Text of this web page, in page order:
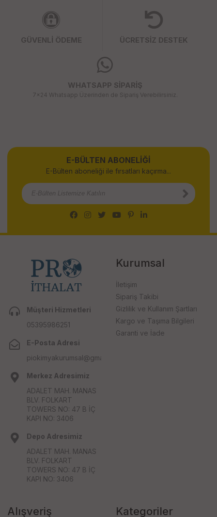
GÜVENLİ ÖDEME ÜCRETSİZ DESTEK
WHATSAPP SİPARİŞ
7x24 Whatsapp Üzerinden de Sipariş Verebilirsiniz.
E-BÜLTEN ABONELİĞİ
E-Bülten aboneliği ile fırsatları kaçırma...
Müşteri Hizmetleri
05395986251
E-Posta Adresi
piokimyakurumsal@gmail.com
Merkez Adresimiz
ADALET MAH. MANAS
BLV. FOLKART
TOWERS NO: 47 B İÇ
KAPI NO: 3406
Depo Adresimiz
ADALET MAH. MANAS
BLV. FOLKART
TOWERS NO: 47 B İÇ
KAPI NO: 3406
Kurumsal
İletişim
Sipariş Takibi
Gizlilik ve Kullanım Şartları
Kargo ve Taşıma Bilgileri
Garanti ve İade
Alışveriş Kategoriler